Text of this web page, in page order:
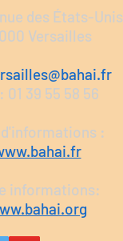
des États-Unis
Versailles
01 39 55 58 56
:
informations: